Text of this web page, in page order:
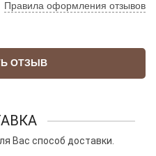
Правила оформления отзывов
ОТЗЫВ
Вас способ доставки.